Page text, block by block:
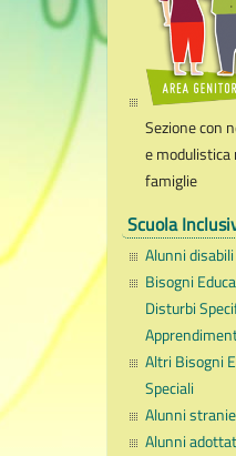
Sezione con
e
famiglie
Scuola
Alunni disabili
Bisogni
Disturbi
Altri Bisogni
Speciali
Alunni
Alunni